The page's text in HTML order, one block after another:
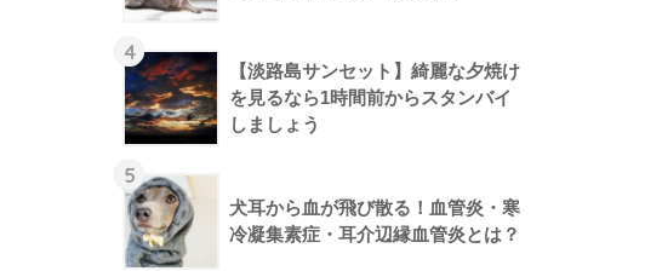
4
【淡路島サンセット】綺麗な夕焼け
を見るなら1時間前からスタンバイ
しましょう
5
犬耳から血が飛び散る！血管炎・寒
冷凝集素症・耳介辺縁血管炎とは？